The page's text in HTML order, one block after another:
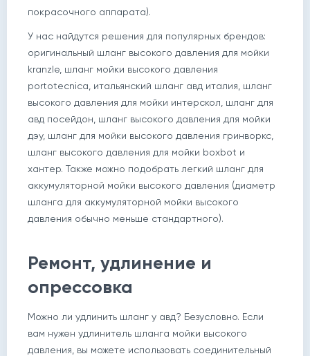
покрасочного аппарата).
У нас найдутся решения для популярных брендов:
оригинальный шланг высокого давления для мойки
kranzle, шланг мойки высокого давления
portotecnica, итальянский шланг авд италия, шланг
высокого давления для мойки интерскол, шланг для
авд посейдон, шланг высокого давления для мойки
дэу, шланг для мойки высокого давления гринворкс,
шланг высокого давления для мойки boxbot и
хантер. Также можно подобрать легкий шланг для
аккумуляторной мойки высокого давления (диаметр
шланга для аккумуляторной мойки высокого
давления обычно меньше стандартного).
Ремонт, удлинение и
опрессовка
Можно ли удлинить шланг у авд? Безусловно. Если
вам нужен удлинитель шланга мойки высокого
давления, вы можете использовать соединительный